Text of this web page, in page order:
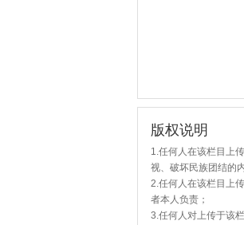
版权说明
1.任何人在该栏目上
视、破坏民族团结的
2.任何人在该栏目上
者本人负责；
3.任何人对上传于该